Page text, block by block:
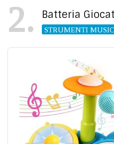
2 Batteria
STRUMENTI